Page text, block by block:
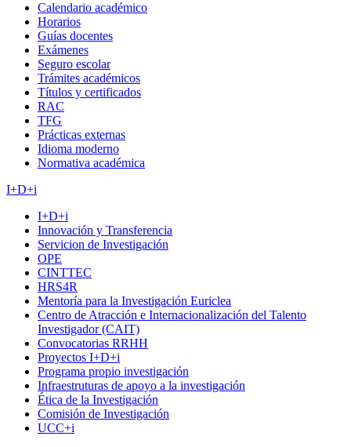
Calendario académico
Horarios
Guías docentes
Exámenes
Seguro escolar
Trámites académicos
Títulos y certificados
RAC
TFG
Prácticas externas
Idioma moderno
Normativa académica
I+D+i
I+D+i
Innovación y Transferencia
Servicion de Investigación
OPE
CINTTEC
HRS4R
Mentoría para la Investigación Euriclea
Centro de Atracción e Internacionalización del Talento
Investigador (CAIT)
Convocatorias RRHH
Proyectos I+D+i
Programa propio investigación
Infraestruturas de apoyo a la investigación
Ética de la Investigación
Comisión de Investigación
UCC+i